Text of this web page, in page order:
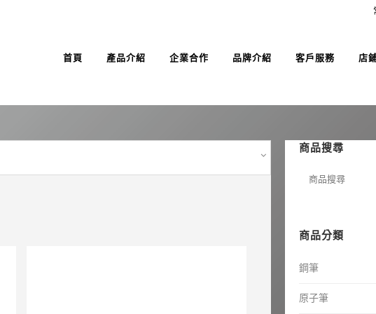
首頁 產品介紹 企業合作 品牌介紹 客戶服務 店
商品搜尋
商品分類
鋼筆
原子筆